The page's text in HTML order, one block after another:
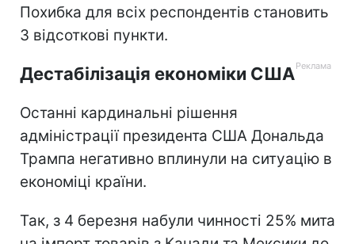
Похибка для всіх респондентів становить
3 відсоткові пункти.
Дестабілізація економіки США
Останні кардинальні рішення
адміністрації президента США Дональда
Трампа негативно вплинули на ситуацію в
економіці країни.
Так, з 4 березня набули чинності 25% мита